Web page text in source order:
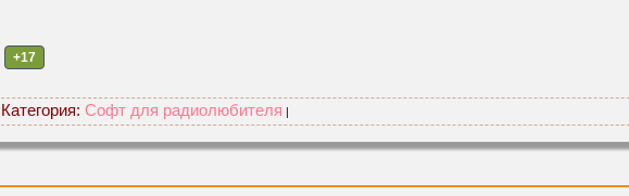
+17
Категория: Софт для радиолюбителя |